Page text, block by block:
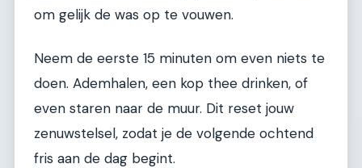
om gelijk de was op te vouwen.
Neem de eerste 15 minuten om even niets te
doen. Ademhalen, een kop thee drinken, of
even staren naar de muur. Dit reset jouw
zenuwstelsel, zodat je de volgende ochtend
fris aan de dag begint.